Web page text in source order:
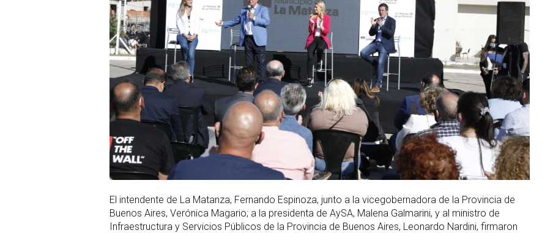
El intendente de La Matanza, Fernando Espinoza, junto a la vicegobernadora de la Provincia de
Buenos Aires, Verónica Magario; a la presidenta de AySA, Malena Galmarini, y al ministro de
Infraestructura y Servicios Públicos de la Provincia de Buenos Aires, Leonardo Nardini, firmaron